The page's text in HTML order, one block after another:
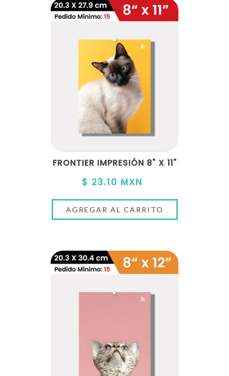
FRONTIER IMPRESIÓN 8" X 11"
$ 23.10 MXN